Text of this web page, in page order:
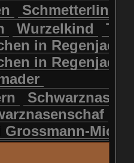
Schmetterlinge
Wurzelkind
in
in Regenjacke
Grossmann-